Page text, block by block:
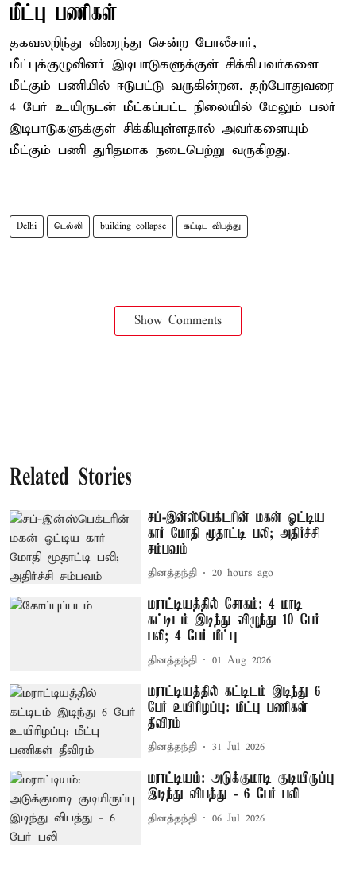
மீட்பு பணிகள்
தகவலறிந்து விரைந்து சென்ற போலீசார்,
மீட்புக்குழுவினர் இடிபாடுகளுக்குள் சிக்கியவர்களை
மீட்கும் பணியில் ஈடுபட்டு வருகின்றன. தற்போதுவரை
4 பேர் உயிருடன் மீட்கப்பட்ட நிலையில் மேலும் பலர்
இடிபாடுகளுக்குள் சிக்கியுள்ளதால் அவர்களையும்
மீட்கும் பணி துரிதமாக நடைபெற்று வருகிறது.
Delhi டெல்லி building collapse கட்டிட விபத்து
Show Comments
Related Stories
சப்-இன்ஸ்பெக்டரின் மகன் ஓட்டிய
கார் மோதி மூதாட்டி பலி; அதிர்ச்சி
சம்பவம்
தினத்தந்தி 20 hours ago
மராட்டியத்தில் சோகம்: 4 மாடி
கட்டிடம் இடிந்து விழுந்து 10 பேர்
பலி; 4 பேர் மீட்பு
தினத்தந்தி 01 Aug 2026
மராட்டியத்தில் கட்டிடம் இடிந்து 6
பேர் உயிரிழப்பு: மீட்பு பணிகள்
தீவிரம்
தினத்தந்தி 31 Jul 2026
மராட்டியம்: அடுக்குமாடி குடியிருப்பு
இடிந்து விபத்து - 6 பேர் பலி
தினத்தந்தி 06 Jul 2026